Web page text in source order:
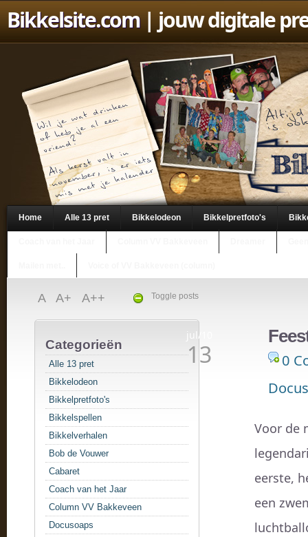
Bikkelsite.com| jouw digitale
Home Alle 13 pret Bikkelodeon Bikkelpretfoto's
Toggle posts
A A+ A++
Categorieën
Alle 13 pret
Bikkelodeon
Bikkelpretfoto's
Bikkelspellen
Bikkelverhalen
Bob de Vouwer
Cabaret
Coach van het Jaar
Column VV Bakkeveen
Docusoaps
jul/10
13
0
Voor de
eerste,
een